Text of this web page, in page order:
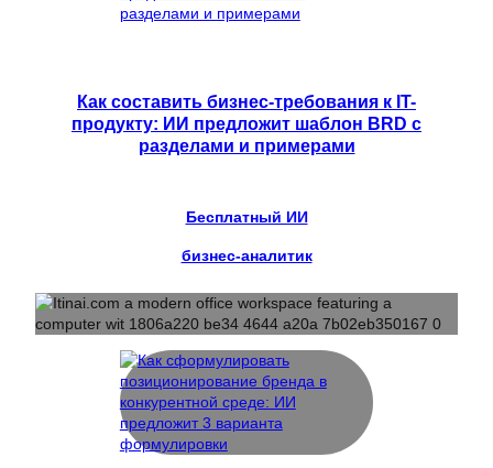
Как составить бизнес-требования к IT-
продукту: ИИ предложит шаблон BRD с
разделами и примерами
Бесплатный ИИ
бизнес-аналитик